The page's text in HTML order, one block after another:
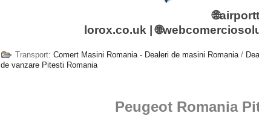
🌐
lorox.co.uk | 🌐
Transport: Comert Masini Romania - Dealeri de masini Romania /
de vanzare Pitesti Romania
Peugeot Romania